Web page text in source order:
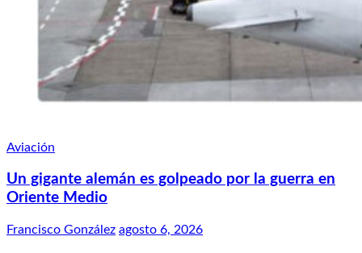
Aviación
Un gigante alemán es golpeado por la guerra en
Oriente Medio
Francisco González agosto 6, 2026